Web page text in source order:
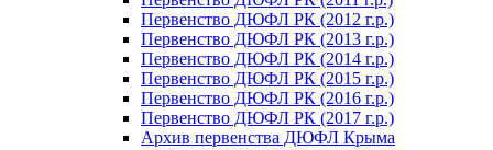
Первенство ДЮФЛ РК (2012 г.р.)
Первенство ДЮФЛ РК (2013 г.р.)
Первенство ДЮФЛ РК (2014 г.р.)
Первенство ДЮФЛ РК (2015 г.р.)
Первенство ДЮФЛ РК (2016 г.р.)
Первенство ДЮФЛ РК (2017 г.р.)
Архив первенства ДЮФЛ Крыма